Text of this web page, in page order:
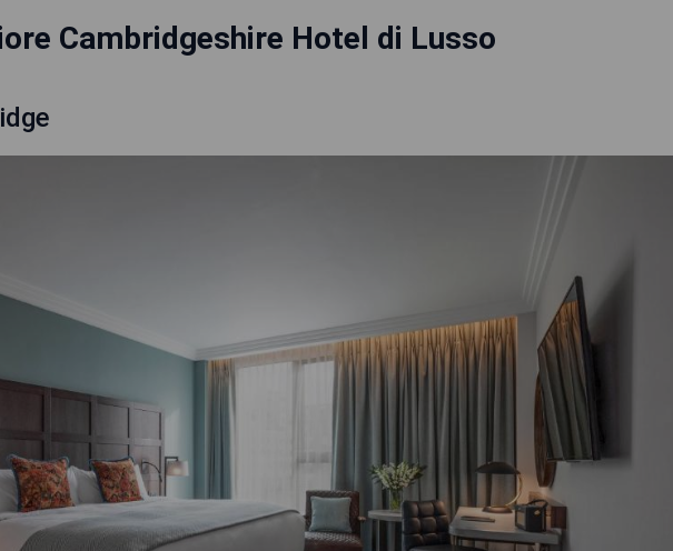
Cambridgeshire Hotel di Lusso